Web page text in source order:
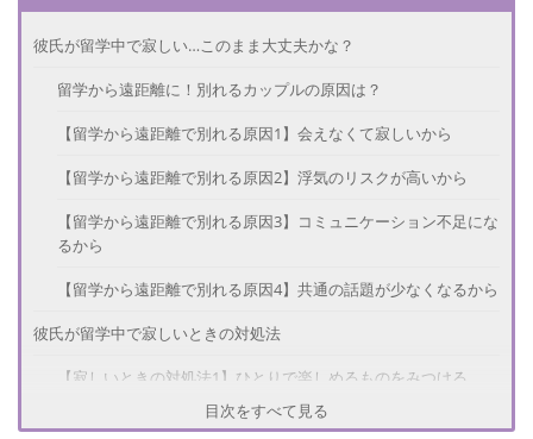
彼氏が留学中で寂しい…このまま大丈夫かな？
留学から遠距離に！別れるカップルの原因は？
【留学から遠距離で別れる原因1】会えなくて寂しいから
【留学から遠距離で別れる原因2】浮気のリスクが高いから
【留学から遠距離で別れる原因3】コミュニケーション不足にな
るから
【留学から遠距離で別れる原因4】共通の話題が少なくなるから
彼氏が留学中で寂しいときの対処法
【寂しいときの対処法1】ひとりで楽しめるものをみつける
【寂しいときの対処法2】ビデオ通話を活用する
目次をすべて見る